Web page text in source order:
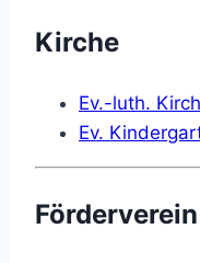
Kirche
Ev.-luth.
Ev.
Förderverein